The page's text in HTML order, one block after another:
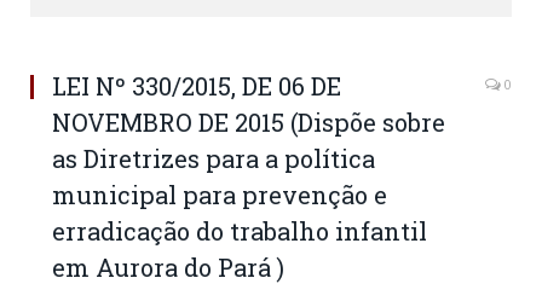
LEI Nº 330/2015, DE 06 DE
NOVEMBRO DE 2015 (Dispõe sobre
as Diretrizes para a política
municipal para prevenção e
erradicação do trabalho infantil
em Aurora do Pará )
0